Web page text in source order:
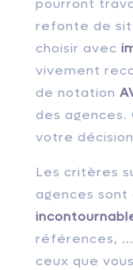
pourront
refonte de
choisir avec
vivement
de notation
des
votre
Les critères
agences sont
références,
ceux que